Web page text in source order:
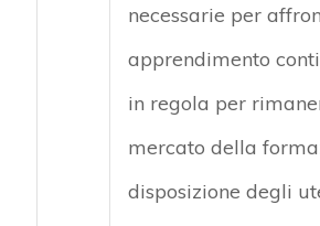
necessarie per
apprendimento
in regola per
mercato della
disposizione degli